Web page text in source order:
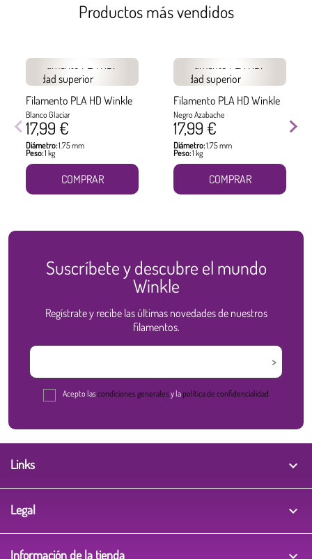
Productos más vendidos
Filamento PLA HD Winkle
Blanco Glaciar
17,99 €
Diámetro:1.75 mm
Peso:1 kg
COMPRAR
Filamento PLA HD Winkle
Negro Azabache
17,99 €
Diámetro:1.75 mm
Peso:1 kg
COMPRAR
Suscríbete y descubre el mundo
Winkle
Regístrate y recibe las últimas novedades de nuestros
filamentos.
Acepto lascondiciones generales y lapolítica de confidencialidad
Links 
Legal 
Información de la tienda